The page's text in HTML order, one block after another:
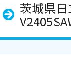
茨城県